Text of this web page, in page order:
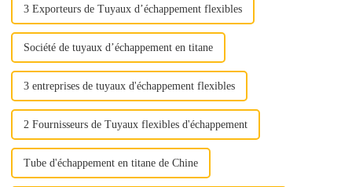
3 Exporteurs de Tuyaux d’échappement flexibles
Société de tuyaux d’échappement en titane
3 entreprises de tuyaux d'échappement flexibles
2 Fournisseurs de Tuyaux flexibles d'échappement
Tube d'échappement en titane de Chine